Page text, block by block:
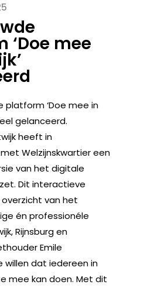
‘Doe mee
platform ‘Doe mee in
gelanceerd.
heeft in
Welzijnskwartier een
van het digitale
Dit interactieve
van het
én professionéle
Rijnsburg en
Emile
willen dat iedereen in
mee kan doen. Met dit